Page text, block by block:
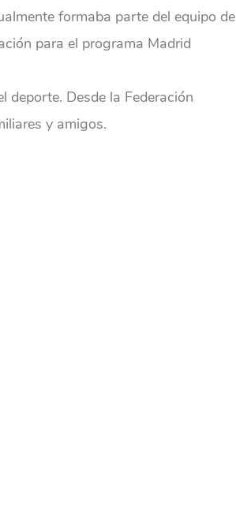
formaba parte del equipo de
para el programa Madrid
deporte. Desde la Federación
y amigos.